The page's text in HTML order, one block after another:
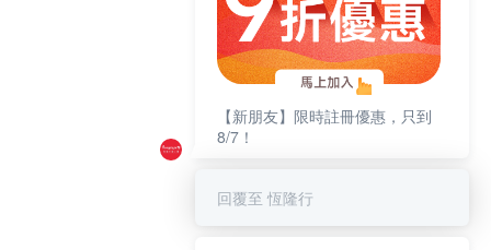
【新朋友】限時註冊優惠，只到
8/7！
回覆至 恆隆行